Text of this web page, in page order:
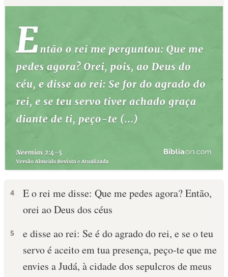
4
E o rei me disse: Que me pedes agora? Então,
orei ao Deus dos céus
5
e disse ao rei: Se é do agrado do rei, e se o teu
servo é aceito em tua presença, peço-te que me
envies a Judá, à cidade dos sepulcros de meus